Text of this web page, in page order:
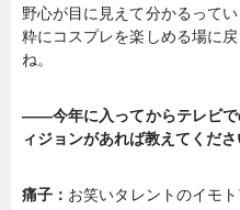
野心が目に見えて分かるって
粋にコスプレを楽しめる場に
ね。
――今年に入ってからテレビで
ィジョンがあれば教えてくださ
痛子： お笑いタレントのイモ